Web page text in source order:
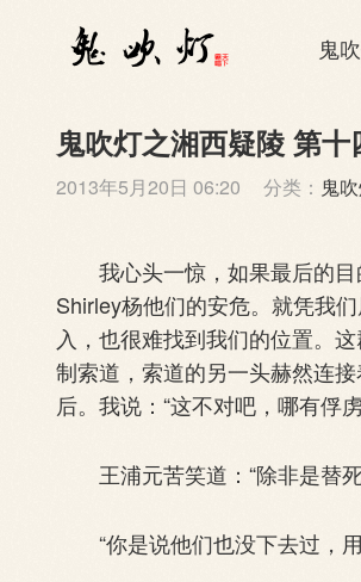
鬼
鬼吹灯之湘西疑陵 第
2013年5月20日 06:20 分类： 鬼
我心头一惊，如果最后的目
Shirley杨他们的安危。就凭我
入，也很难找到我们的位置。
制索道，索道的另一头赫然连
后。我说：“这不对吧，哪有俘
王浦元苦笑道：“除非是替
“你是说他们也没下去过，